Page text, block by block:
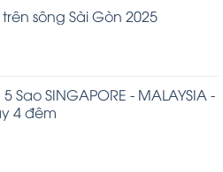
sông Sài Gòn 2025
Sao SINGAPORE - MALAYSIA -
4 đêm